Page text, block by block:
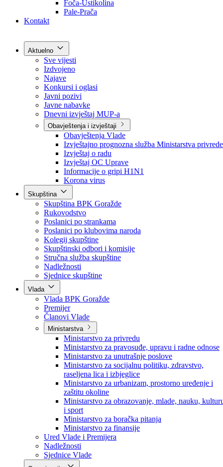
Općine
Kontakt
Aktuelno
Sve vijesti
Izdvojeno
Najave
Konkursi i oglasi
Javni pozivi
Javne nabavke
Dnevni izvještaj MUP-a
Obavještenja i izvještaji
Obavještenja Vlade
Izvještajno prognozna služba Ministarstva privrede
Izvještaj o radu
Izvještaj OC Uprave
Informacije o gripi H1N1
Korona virus
Skupština
Skupština BPK Goražde
Rukovodstvo
Poslanici po strankama
Poslanici po klubovima naroda
Kolegij skupštine
Skupštinski odbori i komisije
Stručna služba skupštine
Nadležnosti
Sjednice skupštine
Vlada
Vlada BPK Goražde
Premijer
Članovi Vlade
Ministarstva
Ministarstvo za privredu
Ministarstvo za pravosuđe, upravu i radne odnose
Ministarstvo za unutrašnje poslove
Ministarstvo za socijalnu politiku, zdravstvo,
raseljena lica i izbjeglice
Ministarstvo za urbanizam, prostorno uređenje i
zaštitu okoline
Ministarstvo za obrazovanje, mlade, nauku,
i sport
Ministarstvo za boračka pitanja
Ministarstvo za finansije
Ured Vlade i Premijera